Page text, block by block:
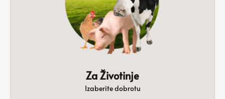
Za Životinje
Izaberite dobrotu